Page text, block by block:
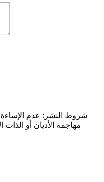
شروط النشر: عدم
مهاجمة الأديان أو الذات